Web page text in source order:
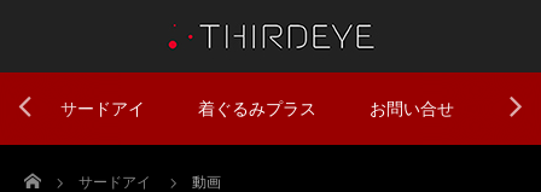
サードアイ 着ぐるみプラス お問い合せ
Home サードアイ 動画